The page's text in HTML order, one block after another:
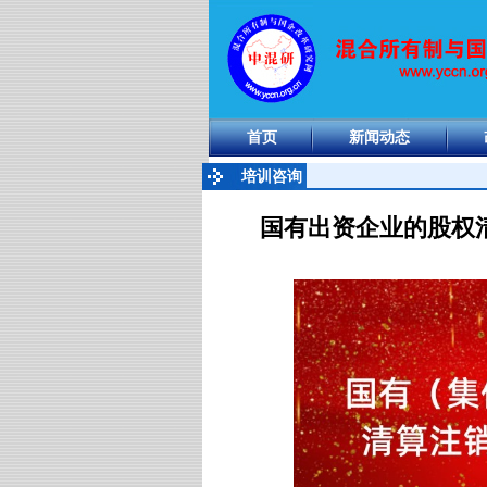
首页 新闻动态
培训咨询
国有出资企业的股